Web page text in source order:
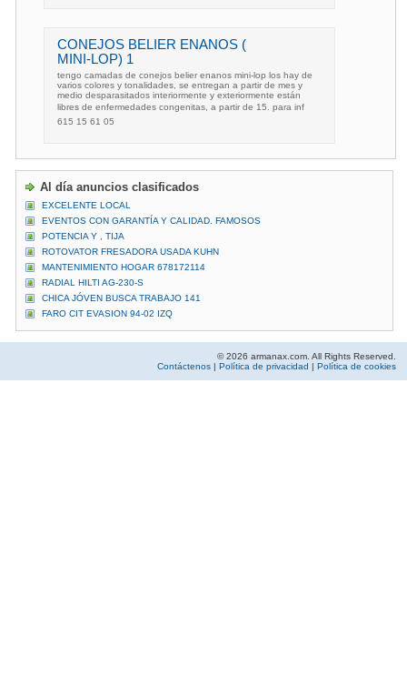
CONEJOS BELIER ENANOS (
MINI-LOP) 1
tengo camadas de conejos belier enanos mini-lop los hay de
varios colores y tonalidades, se entregan a partir de mes y
medio desparasitados interiormente y exteriormente están
libres de enfermedades congenitas, a partir de 15. para inf
615 15 61 05
Al día anuncios clasificados
EXCELENTE LOCAL
EVENTOS CON GARANTÍA Y CALIDAD. FAMOSOS
POTENCIA Y , TIJA
ROTOVATOR FRESADORA USADA KUHN
MANTENIMIENTO HOGAR 678172114
RADIAL HILTI AG-230-S
CHICA JÓVEN BUSCA TRABAJO 141
FARO CIT EVASION 94-02 IZQ
© 2026 armanax.com. All Rights Reserved.
Contáctenos | Política de privacidad | Política de cookies